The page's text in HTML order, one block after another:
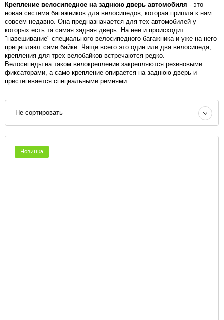
Крепление велосипедное на заднюю дверь автомобиля - это
новая система багажников для велосипедов, которая пришла к нам
совсем недавно. Она предназначается для тех автомобилей у
которых есть та самая задняя дверь. На нее и происходит
"навешивание" специального велосипедного багажника и уже на него
прицепляют сами байки. Чаще всего это один или два велосипеда,
крепления для трех велобайков встречаются редко.
Велосипеды на таком велокреплении закрепляются резиновыми
фиксаторами, а само крепление опирается на заднюю дверь и
пристегивается специальными ремнями.
Не сортировать
Новинка